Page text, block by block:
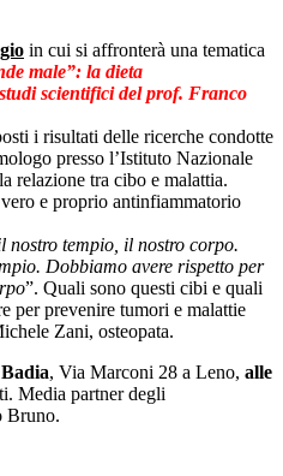
in cui si affronterà una tematica
male”: la dieta
scientifici del prof. Franco
i risultati delle ricerche condotte
presso l’Istituto Nazionale
relazione tra cibo e malattia.
e proprio antinfiammatorio
tempio, il nostro corpo.
Dobbiamo avere rispetto per
”. Quali sono questi cibi e quali
per prevenire tumori e malattie
Zani, osteopata.
, Via Marconi 28 a Leno, alle
Media partner degli
Bruno.